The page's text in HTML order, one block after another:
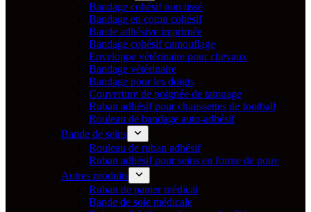
Bandage cohésif non tissé
Bandage en coton cohésif
Bande adhésive imprimée
Bandage cohésif camouflage
Enveloppe vétérinaire pour chevaux
Bandage vétérinaire
Bandage pour les doigts
Couverture de poignée de tatouage
Ruban adhésif pour chaussettes de football
Rouleau de bandage auto-adhésif
Bande de seins
Rouleau de ruban adhésif
Ruban adhésif pour seins en forme de poire
Autres produits
Ruban de papier médical
Bande de soie médicale